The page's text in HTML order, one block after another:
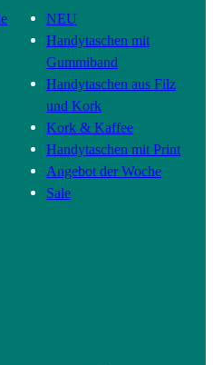
NEU
Handytaschen mit
Gummiband
Handytaschen aus Filz
und Kork
Kork & Kaffee
Handytaschen mit Print
Angebot der Woche
Sale